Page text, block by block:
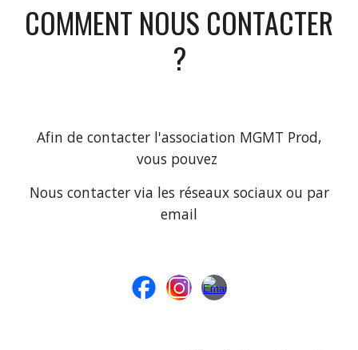
COMMENT NOUS CONTACTER
?
Afin de contacter l'association MGMT Prod,
vous pouvez
Nous contacter via les réseaux sociaux ou par
email